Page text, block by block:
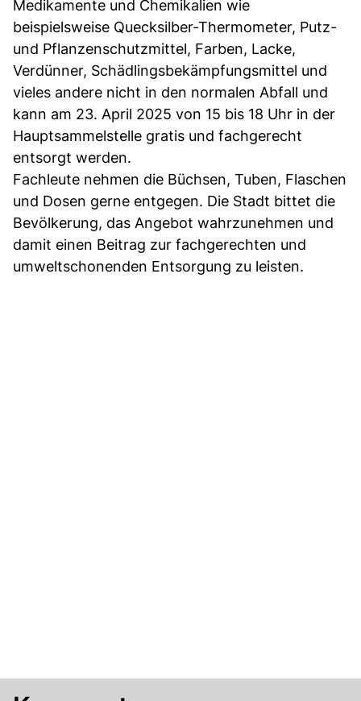
Medikamente und Chemikalien wie
beispielsweise Quecksilber-Thermometer, Putz-
und Pflanzenschutzmittel, Farben, Lacke,
Verdünner, Schädlingsbekämpfungsmittel und
vieles andere nicht in den normalen Abfall und
kann am 23. April 2025 von 15 bis 18 Uhr in der
Hauptsammelstelle gratis und fachgerecht
entsorgt werden.
Fachleute nehmen die Büchsen, Tuben, Flaschen
und Dosen gerne entgegen. Die Stadt bittet die
Bevölkerung, das Angebot wahrzunehmen und
damit einen Beitrag zur fachgerechten und
umweltschonenden Entsorgung zu leisten.